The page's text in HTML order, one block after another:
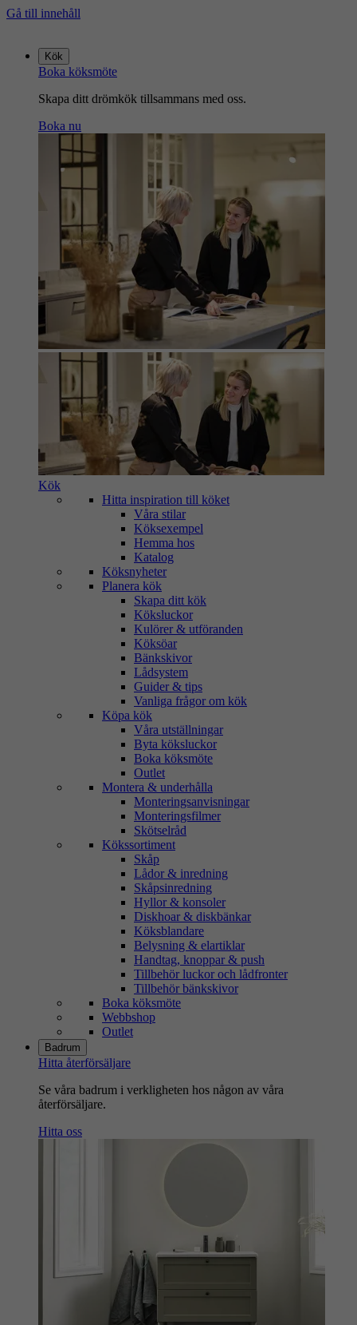
Gå till innehåll
startsidan
Kök
Boka köksmöte
Skapa ditt drömkök tillsammans med oss.
Boka nu
Kök
Hitta inspiration till köket
Våra stilar
Köksexempel
Hemma hos
Katalog
Köksnyheter
Planera kök
Skapa ditt kök
Köksluckor
Kulörer & utföranden
Köksöar
Bänkskivor
Lådsystem
Guider & tips
Vanliga frågor om kök
Köpa kök
Våra utställningar
Byta köksluckor
Boka köksmöte
Outlet
Montera & underhålla
Monteringsanvisningar
Monteringsfilmer
Skötselråd
Kökssortiment
Skåp
Lådor & inredning
Skåpsinredning
Hyllor & konsoler
Diskhoar & diskbänkar
Köksblandare
Belysning & elartiklar
Handtag, knoppar & push
Tillbehör luckor och lådfronter
Tillbehör bänkskivor
Boka köksmöte
Webbshop
Outlet
Badrum
Hitta återförsäljare
Se våra badrum i verkligheten hos någon av våra
återförsäljare.
Hitta oss